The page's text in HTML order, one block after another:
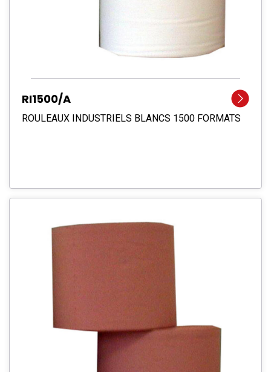
RI1500/A
ROULEAUX INDUSTRIELS BLANCS 1500 FORMATS